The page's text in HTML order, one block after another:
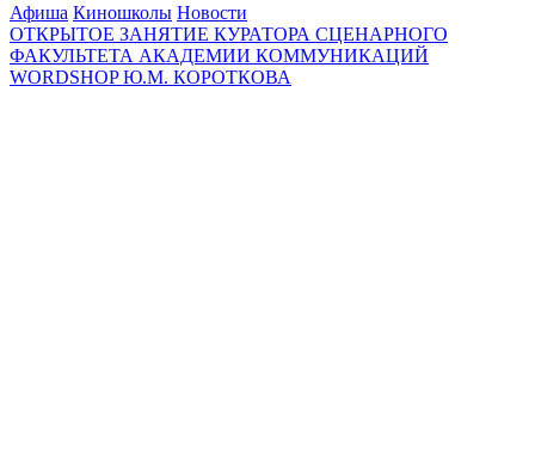
Афиша Киношколы Новости
ОТКРЫТОЕ ЗАНЯТИЕ КУРАТОРА СЦЕНАРНОГО
ФАКУЛЬТЕТА АКАДЕМИИ КОММУНИКАЦИЙ
WORDSHOP Ю.М. КОРОТКОВА